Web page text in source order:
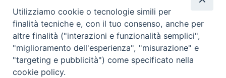
Ufficio Comunicazioni sociali
Piazza Giovene 4 – 70056 Molfetta (BA)
comunicazionisociali@diocesimolfetta.it
Utilizziamo cookie o tecnologie simili per
finalità tecniche e, con il tuo consenso, anche per
altre finalità ("interazioni e funzionalità semplici",
"miglioramento dell'esperienza", "misurazione" e
"targeting e pubblicità") come specificato nella
cookie policy.